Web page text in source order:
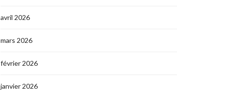
avril 2026
mars 2026
février 2026
janvier 2026